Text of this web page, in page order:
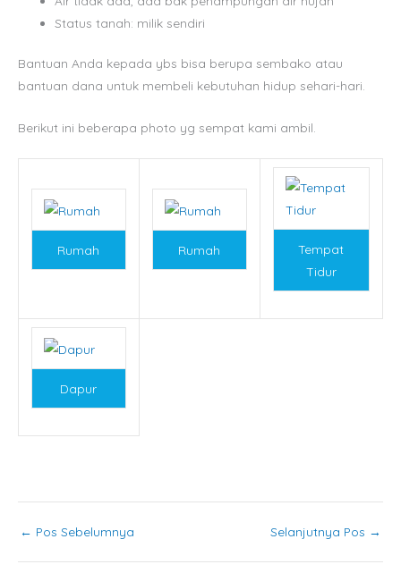
Status tanah: milik sendiri
Bantuan Anda kepada ybs bisa berupa sembako atau
bantuan dana untuk membeli kebutuhan hidup sehari-hari.
Berikut ini beberapa photo yg sempat kami ambil.
Rumah Rumah
Tempat
Tidur
Dapur
← Pos Sebelumnya Selanjutnya Pos →